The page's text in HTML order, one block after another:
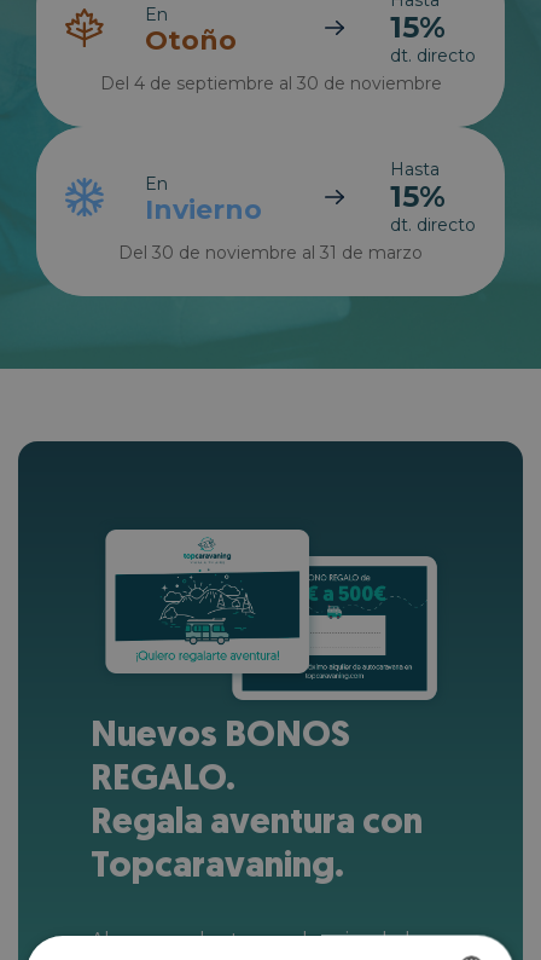
En
Otoño 15%
dt. directo
Del 4 de septiembre al 30 de noviembre
En
Invierno
Hasta
15%
dt. directo
Del 30 de noviembre al 31 de marzo
Nuevos BONOS
REGALO.
Regala aventura con
Topcaravaning.
Ahora puedes tener el mejor de los